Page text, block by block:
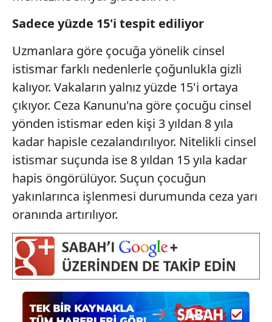
Sitemizde kendimize ve üçüncü kişilere ait çerezler
verileriniz işlenmekte olup gerekli olan çerezler bilgi
toplumu hizmetlerinin sunulması amacıyla
kullanılmaktadır. Diğer çerezler, sitemizin daha işlevsel
kılınması ve kişiselleştirilmesi ve sizlere yönelik
reklam/pazarlama faaliyetlerinin yapılması, amaçlarıyla
sınırlı olarak açık rızanız dahilinde kullanılacaktır.
Çerezlere ilişkin tercihlerinizi aşağıda yer alan panel
vasıtasıyla belirleyebilirsiniz. Çerezlere ilişkin detaylı bilgi
için Ayarlar butonuna tıklayabilir,
Çerez Bilgilendirme
Metnimizi ziyaret edebilirsiniz.
6698 sayılı Kişisel Verilerin Korunması Kanunu uyarınca
hazırlanmış Aydınlatma Metnimizi okumak ve sitemizde
ilgili mevzuata uygun olarak kullanılan çerezlerle ilgili bilgi
almak için lütfen
Sadece yüzde 15'i tespit ediliyor
Uzmanlara göre çocuğa yönelik cinsel
istismar farklı nedenlerle çoğunlukla gizli
kalıyor. Vakaların yalnız yüzde 15'i ortaya
çıkıyor. Ceza Kanunu'na göre çocuğu cinsel
yönden istismar eden kişi 3 yıldan 8 yıla
kadar hapisle cezalandırılıyor. Nitelikli cinsel
istismar suçunda ise 8 yıldan 15 yıla kadar
hapis öngörülüyor. Suçun çocuğun
yakınlarınca işlenmesi durumunda ceza yarı
oranında artırılıyor.